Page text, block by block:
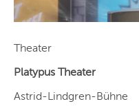
Theater
Platypus Theater
Astrid-Lindgren-Bühne